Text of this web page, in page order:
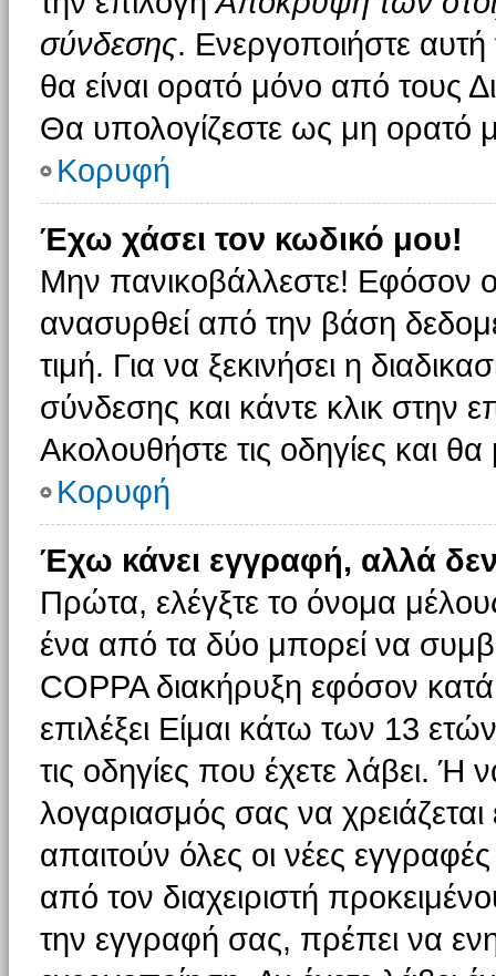
σύνδεσης. Ενεργοποιήστε
θα είναι ορατό μόνο από τους
Θα υπολογίζεστε ως μη ορατό
Κορυφή
Έχω χάσει τον κωδικό μου!
Μην πανικοβάλλεστε! Εφόσον
ανασυρθεί από την βάση
τιμή. Για να ξεκινήσει η
σύνδεσης και κάντε κλικ στην
Ακολουθήστε τις οδηγίες και
Κορυφή
Έχω κάνει εγγραφή, αλλά
Πρώτα, ελέγξτε το όνομα
ένα από τα δύο μπορεί να
COPPA διακήρυξη εφόσον κατά
επιλέξει Είμαι κάτω των 13
τις οδηγίες που έχετε λάβει. Ή
λογαριασμός σας να
απαιτούν όλες οι νέες
από τον διαχειριστή
την εγγραφή σας, πρέπει να